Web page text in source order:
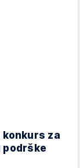
za
podrške